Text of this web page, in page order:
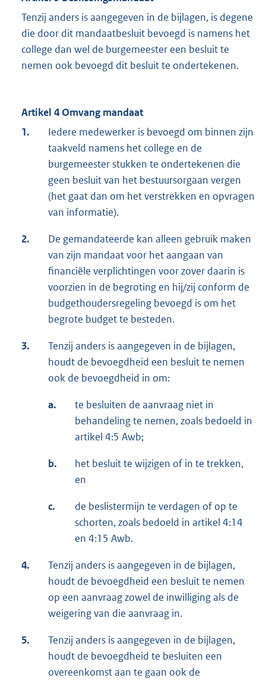
Tenzij anders is aangegeven in de bijlagen, is degene
die door dit mandaatbesluit bevoegd is namens het
college dan wel de burgemeester een besluit te
nemen ook bevoegd dit besluit te ondertekenen.
Artikel 4 Omvang mandaat
1.
Iedere medewerker is bevoegd om binnen zijn
taakveld namens het college en de
burgemeester stukken te ondertekenen die
geen besluit van het bestuursorgaan vergen
(het gaat dan om het verstrekken en opvragen
van informatie).
2.
De gemandateerde kan alleen gebruik maken
van zijn mandaat voor het aangaan van
financiële verplichtingen voor zover daarin is
voorzien in de begroting en hij/zij conform de
budgethoudersregeling bevoegd is om het
begrote budget te besteden.
3.
Tenzij anders is aangegeven in de bijlagen,
houdt de bevoegdheid een besluit te nemen
ook de bevoegdheid in om:
a.
te besluiten de aanvraag niet in
behandeling te nemen, zoals bedoeld in
artikel 4:5 Awb;
b.
het besluit te wijzigen of in te trekken,
en
c.
de beslistermijn te verdagen of op te
schorten, zoals bedoeld in artikel 4:14
en 4:15 Awb.
4.
Tenzij anders is aangegeven in de bijlagen,
houdt de bevoegdheid een besluit te nemen
op een aanvraag zowel de inwilliging als de
weigering van die aanvraag in.
5.
Tenzij anders is aangegeven in de bijlagen,
houdt de bevoegdheid te besluiten een
overeenkomst aan te gaan ook de